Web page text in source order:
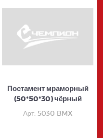
Постамент мраморный
(50*50*30) чёрный
Арт. 5030 BMX